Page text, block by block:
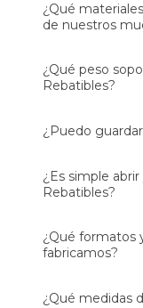
¿Qué
de nuestros
¿Qué peso
Rebatibles?
¿Puedo
¿Es simple
Rebatibles?
¿Qué formatos
fabricamos?
¿Qué medidas